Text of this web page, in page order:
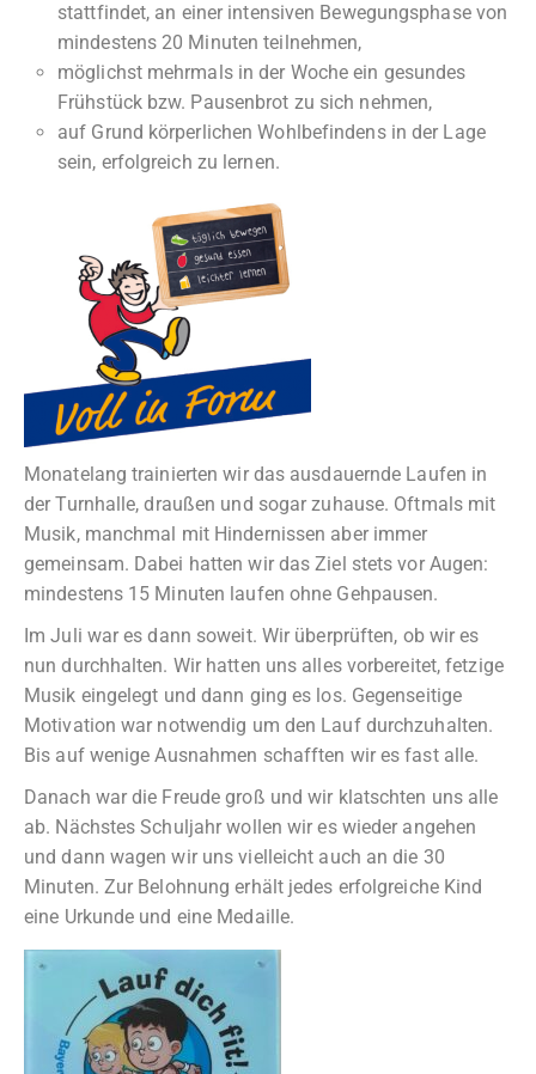
stattfindet, an einer intensiven Bewegungsphase von
mindestens 20 Minuten teilnehmen,
möglichst mehrmals in der Woche ein gesundes
Frühstück bzw. Pausenbrot zu sich nehmen,
auf Grund körperlichen Wohlbefindens in der Lage
sein, erfolgreich zu lernen.
Monatelang trainierten wir das ausdauernde Laufen in
der Turnhalle, draußen und sogar zuhause. Oftmals mit
Musik, manchmal mit Hindernissen aber immer
gemeinsam. Dabei hatten wir das Ziel stets vor Augen:
mindestens 15 Minuten laufen ohne Gehpausen.
Im Juli war es dann soweit. Wir überprüften, ob wir es
nun durchhalten. Wir hatten uns alles vorbereitet, fetzige
Musik eingelegt und dann ging es los. Gegenseitige
Motivation war notwendig um den Lauf durchzuhalten.
Bis auf wenige Ausnahmen schafften wir es fast alle.
Danach war die Freude groß und wir klatschten uns alle
ab. Nächstes Schuljahr wollen wir es wieder angehen
und dann wagen wir uns vielleicht auch an die 30
Minuten. Zur Belohnung erhält jedes erfolgreiche Kind
eine Urkunde und eine Medaille.